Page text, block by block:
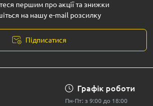
першим про акції та знижки
на нашу e-mail розсилку
Підписатися
Графік роботи
Пн-Пт: з 9:00 до 18:00